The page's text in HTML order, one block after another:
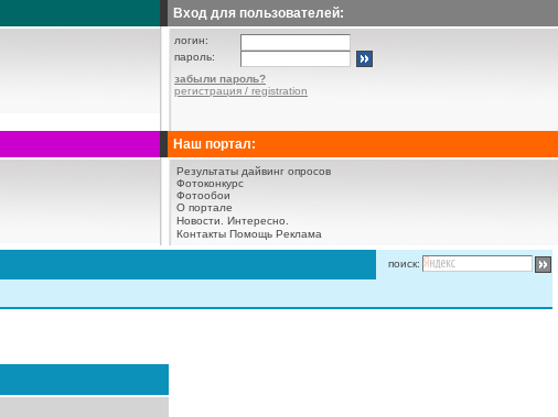
Вход для пользователей:
логин:
пароль:
забыли пароль?
регистрация / registration
Наш портал:
Результаты дайвинг опросов
Фотоконкурс
Фотообои
О портале
Новости.
Интересно.
Контакты Помощь Реклама
поиск: